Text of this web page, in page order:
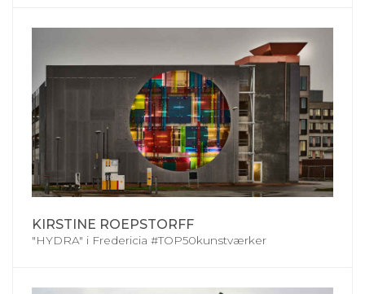
KIRSTINE ROEPSTORFF
"HYDRA" i Fredericia #TOP50kunstværker